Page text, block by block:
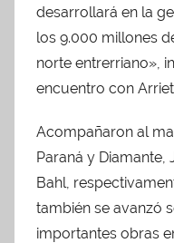
desarrollará en la
los 9.000 millones
norte entrerriano»,
encuentro con
Acompañaron al
Paraná y Diamante,
Bahl,
también se avanzó
importantes obras